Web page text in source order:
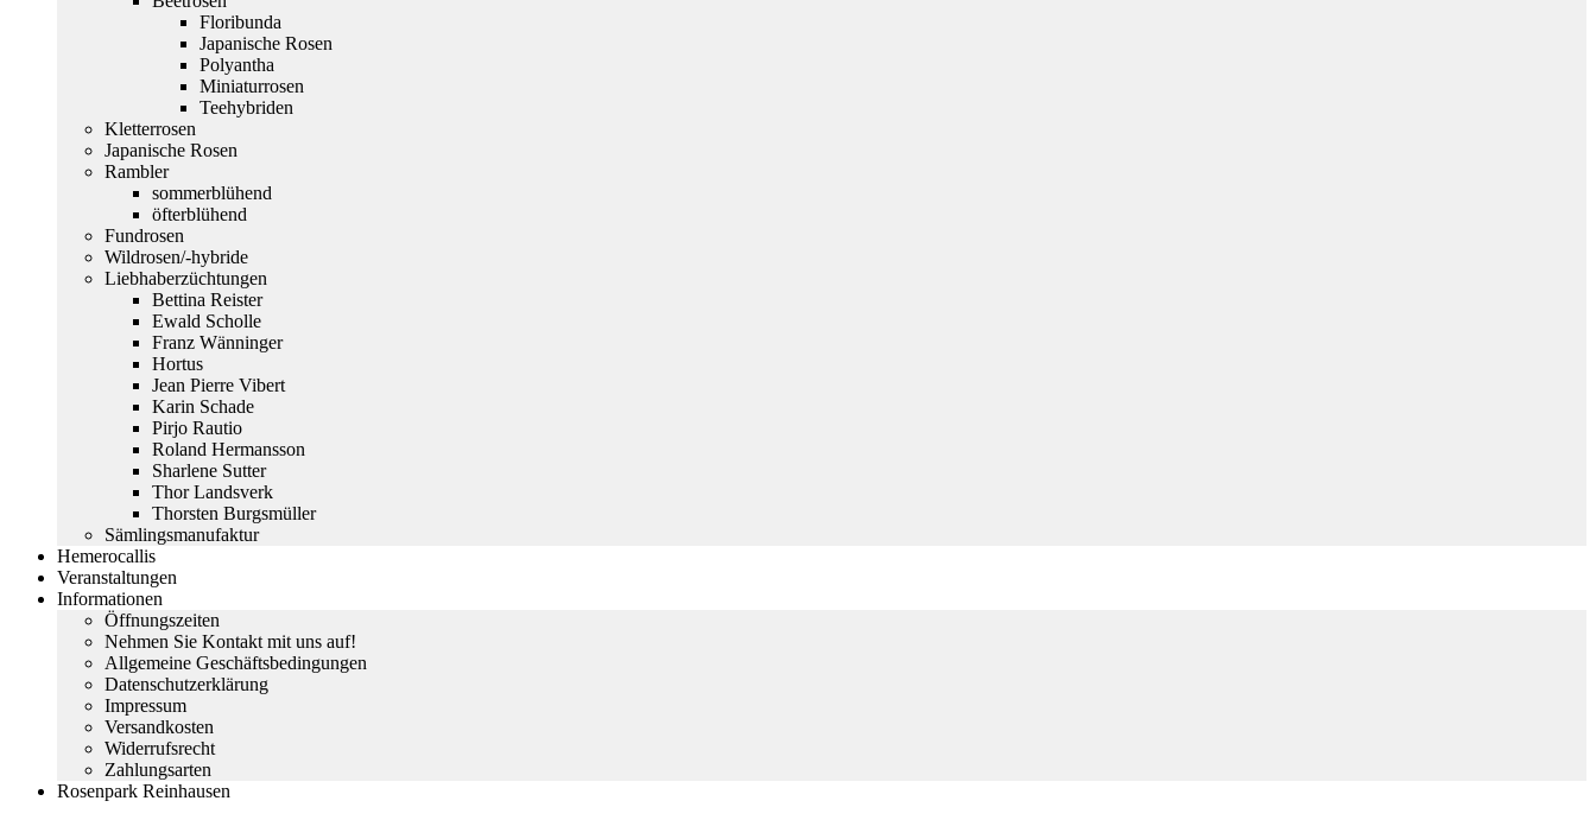
Floribunda
Japanische Rosen
Polyantha
Miniaturrosen
Teehybriden
Kletterrosen
Japanische Rosen
Rambler
sommerblühend
öfterblühend
Fundrosen
Wildrosen/-hybride
Liebhaberzüchtungen
Bettina Reister
Ewald Scholle
Franz Wänninger
Hortus
Jean Pierre Vibert
Karin Schade
Pirjo Rautio
Roland Hermansson
Sharlene Sutter
Thor Landsverk
Thorsten Burgsmüller
Sämlingsmanufaktur
Hemerocallis
Veranstaltungen
Informationen
Öffnungszeiten
Nehmen Sie Kontakt mit uns auf!
Allgemeine Geschäftsbedingungen
Datenschutzerklärung
Impressum
Versandkosten
Widerrufsrecht
Zahlungsarten
Rosenpark Reinhausen